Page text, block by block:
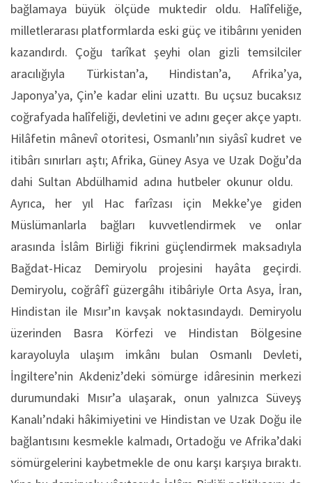
bağlamaya büyük ölçüde muktedir oldu. Halîfeliğe,
milletlerarası platformlarda eski güç ve itibârını yeniden
kazandırdı. Çoğu tarîkat şeyhi olan gizli temsilciler
aracılığıyla Türkistan’a, Hindistan’a, Afrika’ya,
Japonya’ya, Çin’e kadar elini uzattı. Bu uçsuz bucaksız
coğrafyada halîfeliği, devletini ve adını geçer akçe yaptı.
Hilâfetin mânevî otoritesi, Osmanlı’nın siyâsî kudret ve
itibârı sınırları aştı; Afrika, Güney Asya ve Uzak Doğu’da
dahi Sultan Abdülhamid adına hutbeler okunur oldu.
Ayrıca, her yıl Hac farîzası için Mekke’ye giden
Müslümanlarla bağları kuvvetlendirmek ve onlar
arasında İslâm Birliği fikrini güçlendirmek maksadıyla
Bağdat-Hicaz Demiryolu projesini hayâta geçirdi.
Demiryolu, coğrâfî güzergâhı itibâriyle Orta Asya, İran,
Hindistan ile Mısır’ın kavşak noktasındaydı. Demiryolu
üzerinden Basra Körfezi ve Hindistan Bölgesine
karayoluyla ulaşım imkânı bulan Osmanlı Devleti,
İngiltere’nin Akdeniz’deki sömürge idâresinin merkezi
durumundaki Mısır’a ulaşarak, onun yalnızca Süveyş
Kanalı’ndaki hâkimiyetini ve Hindistan ve Uzak Doğu ile
bağlantısını kesmekle kalmadı, Ortadoğu ve Afrika’daki
sömürgelerini kaybetmekle de onu karşı karşıya bıraktı.